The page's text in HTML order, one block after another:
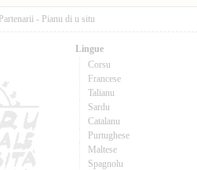
Partenarii - Pianu di u situ
Lingue
Corsu
Francese
Talianu
Sardu
Catalanu
Purtughese
Maltese
Spagnolu